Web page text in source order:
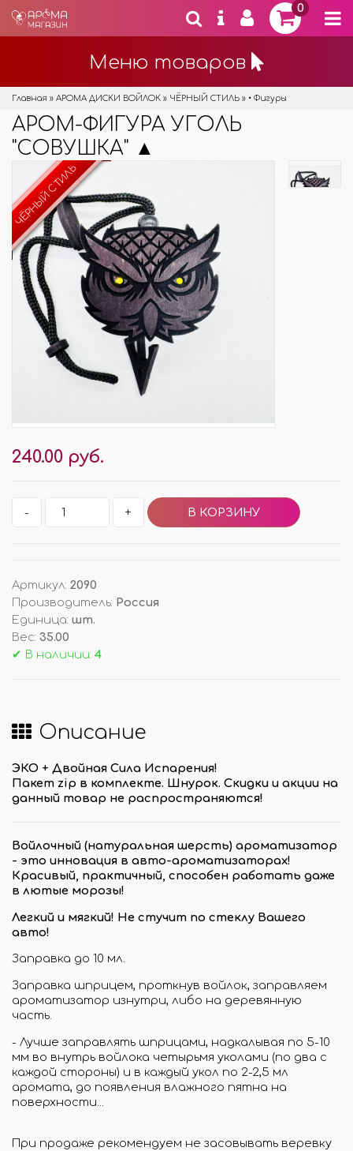
0
Меню товаров
Главная » АРОМА ДИСКИ ВОЙЛОК » ЧЁРНЫЙ СТИЛЬ » • Фигуры
АРОМ-ФИГУРА УГОЛЬ
"СОВУШКА" ▲
ЧЁРНЫЙ СТИЛЬ
240.00 руб.
- +
Артикул: 2090
Производитель: Россия
Единица: шт.
Вес: 35.00
✔ В наличии: 4
Описание
ЭКО + Двойная Сила Испарения!
Пакет zip в комплектe. Шнурок. Скидки и акции на
данный товар не распространяются!
Войлочный (натуральная шерсть) ароматизатор
- это инновация в авто-ароматизаторах!
Красивый, практичный, способен работать даже
в лютые морозы!
Легкий и мягкий! Не стучит по стеклу Вашего
авто!
Заправка до 10 мл.
Заправка шприцем, проткнув войлок, заправляем
ароматизатор изнутри, либо на деревянную
часть.
- Лучше заправлять шприцами, надкалывая по 5-10
мм во внутрь войлока четырьмя уколами (по два с
каждой стороны) и в каждый укол по 2-2,5 мл
аромата, до появления влажного пятна на
поверхности...
При продаже рекомендуем не засовывать веревку